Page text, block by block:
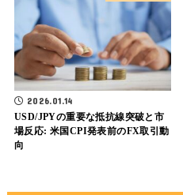
2026.01.14
USD/JPYの重要な抵抗線突破と市
場反応: 米国CPI発表前のFX取引動
向